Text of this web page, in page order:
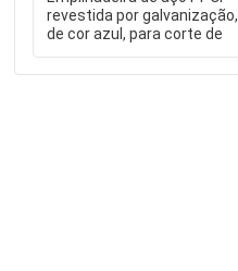
revestida por galvanização,
de cor azul, para corte de